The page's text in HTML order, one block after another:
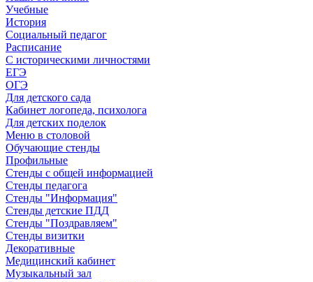
Учебные
История
Социальный педагог
Расписание
С историческими личностями
ЕГЭ
ОГЭ
Для детского сада
Кабинет логопеда, психолога
Для детских поделок
Меню в столовой
Обучающие стенды
Профильные
Стенды с общей информацией
Стенды педагога
Стенды "Информация"
Стенды детские ПДД
Стенды "Поздравляем"
Стенды визитки
Декоративные
Медицинский кабинет
Музыкальный зал